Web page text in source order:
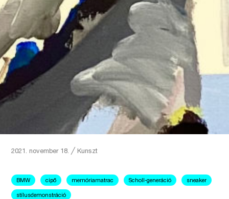
2021. november 18.╱ Kunszt
BMW cipő memóriamatrac Scholl-generáció sneaker
stílusdemonstráció